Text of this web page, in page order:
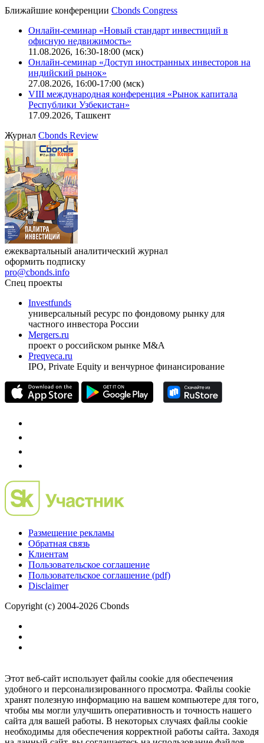
Ближайшие конференции Cbonds Congress
Онлайн-семинар «Новый стандарт инвестиций в
офисную недвижимость»
11.08.2026, 16:30-18:00 (мск)
Онлайн-семинар «Доступ иностранных инвесторов на
индийский рынок»
27.08.2026, 16:00-17:00 (мск)
VIII международная конференция «Рынок капитала
Республики Узбекистан»
17.09.2026, Ташкент
Журнал Cbonds Review
ежеквартальный аналитический журнал
оформить подписку
pro@cbonds.info
Спец проекты
Investfunds
универсальный ресурс по фондовому рынку для
частного инвестора России
Mergers.ru
проект о российском рынке M&A
Preqveca.ru
IPO, Private Equity и венчурное финансирование
Размещение рекламы
Обратная связь
Клиентам
Пользовательское соглашение
Пользовательское соглашение (pdf)
Disclaimer
Copyright (c) 2004-2026 Cbonds
Этот веб-сайт использует файлы cookie для обеспечения
удобного и персонализированного просмотра. Файлы cookie
хранят полезную информацию на вашем компьютере для того,
чтобы мы могли улучшить оперативность и точность нашего
сайта для вашей работы. В некоторых случаях файлы cookie
необходимы для обеспечения корректной работы сайта. Заходя